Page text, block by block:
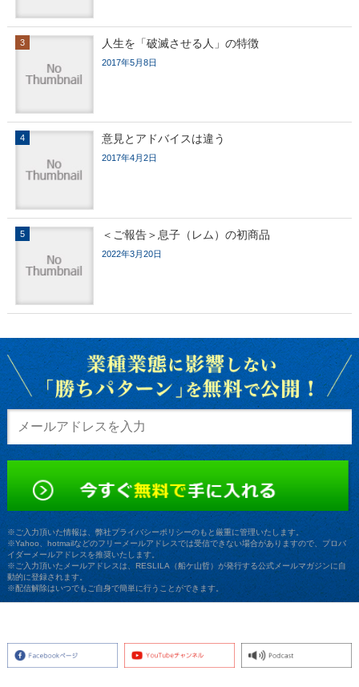
人生を「破滅させる人」の特徴
2017年5月8日
意見とアドバイスは違う
2017年4月2日
＜ご報告＞息子（レム）の初商品
2022年3月20日
※ご入力頂いた情報は、弊社プライバシーポリシーのもと厳重に管理いたします。
※Yahoo、hotmailなどのフリーメールアドレスでは受信できない場合がありますので、プロバ
イダーメールアドレスを推奨いたします。
※ご入力頂いたメールアドレスは、RESLILA（船ケ山哲）が発行する公式メールマガジンに自
動的に登録されます。
※配信解除はいつでもご自身で簡単に行うことができます。